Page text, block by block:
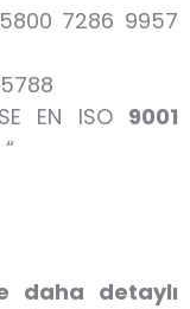
7286 9957
EN ISO 9001
daha detaylı